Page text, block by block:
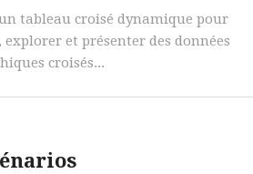
tableau croisé dynamique pour
et présenter des données
croisés...